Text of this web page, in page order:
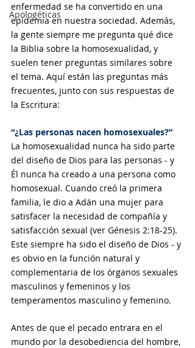
Apologéticas
enfermedad se ha convertido en una
epidemia en nuestra sociedad. Además,
la gente siempre me pregunta qué dice
la Biblia sobre la homosexualidad, y
suelen tener preguntas similares sobre
el tema. Aquí están las preguntas más
frecuentes, junto con sus respuestas de
la Escritura:
“¿Las personas nacen homosexuales?”
La homosexualidad nunca ha sido parte
del diseño de Dios para las personas - y
Él nunca ha creado a una persona como
homosexual. Cuando creó la primera
familia, le dio a Adán una mujer para
satisfacer la necesidad de compañía y
satisfacción sexual (ver Génesis 2:18-25).
Este siempre ha sido el diseño de Dios - y
es obvio en la función natural y
complementaria de los órganos sexuales
masculinos y femeninos y los
temperamentos masculino y femenino.
Antes de que el pecado entrara en el
mundo por la desobediencia del hombre,